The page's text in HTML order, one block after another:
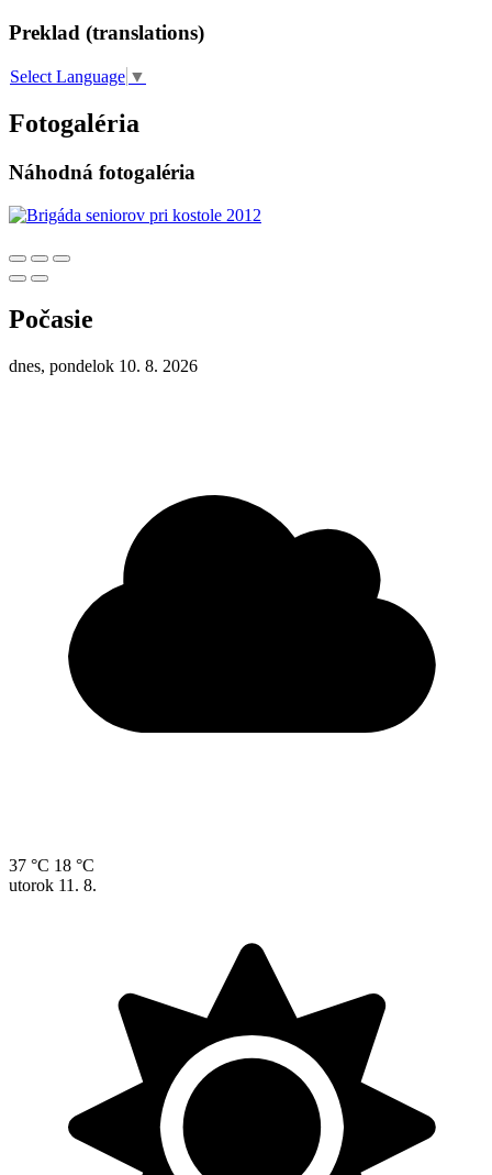
Preklad (translations)
Select Language ▼
Fotogaléria
Náhodná fotogaléria
Počasie
dnes, pondelok 10. 8. 2026
37 °C 18 °C
utorok 11. 8.